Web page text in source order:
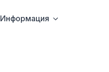
Информация